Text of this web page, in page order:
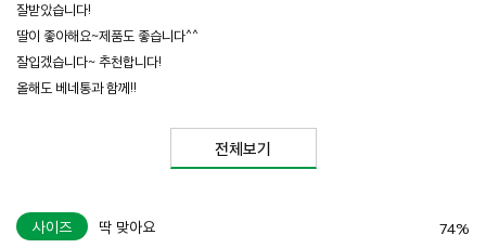
잘받았습니다!
딸이 좋아해요~제품도 좋습니다^^
잘입겠습니다~ 추천합니다!
올해도 베네통과 함께!!
전체보기
사이즈 딱 맞아요 74%